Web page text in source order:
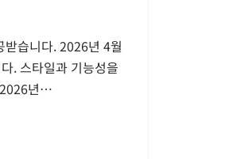
받습니다. 2026년 4월
. 스타일과 기능성을
2026년…